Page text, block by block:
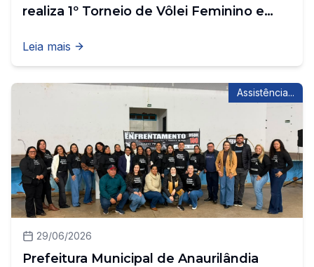
realiza 1º Torneio de Vôlei Feminino e
Leia mais
Assistência...
29/06/2026
Prefeitura Municipal de Anaurilândia